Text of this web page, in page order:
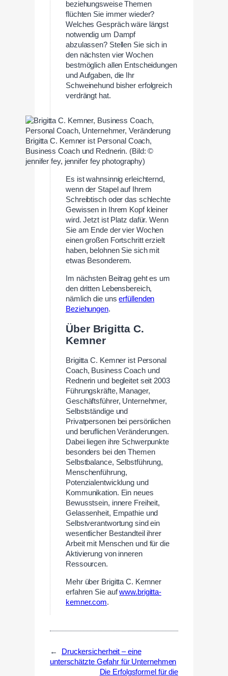
beziehungsweise Themen
flüchten Sie immer wieder?
Welches Gespräch wäre längst
notwendig um Dampf
abzulassen? Stellen Sie sich in
den nächsten vier Wochen
bestmöglich allen Entscheidungen
und Aufgaben, die Ihr
Schweinehund bisher erfolgreich
verdrängt hat.
Brigitta C. Kemner ist Personal Coach,
Business Coach und Rednerin. (Bild: ©
jennifer fey, jennifer fey photography)
Es ist wahnsinnig erleichternd,
wenn der Stapel auf Ihrem
Schreibtisch oder das schlechte
Gewissen in Ihrem Kopf kleiner
wird. Jetzt ist Platz dafür. Wenn
Sie am Ende der vier Wochen
einen großen Fortschritt erzielt
haben, belohnen Sie sich mit
etwas Besonderem.
Im nächsten Beitrag geht es um
den dritten Lebensbereich,
nämlich die unserfüllenden
Beziehungen.
Über Brigitta C.
Kemner
Brigitta C. Kemner ist Personal
Coach, Business Coach und
Rednerin und begleitet seit 2003
Führungskräfte, Manager,
Geschäftsführer, Unternehmer,
Selbstständige und
Privatpersonen bei persönlichen
und beruflichen Veränderungen.
Dabei liegen ihre Schwerpunkte
besonders bei den Themen
Selbstbalance, Selbstführung,
Menschenführung,
Potenzialentwicklung und
Kommunikation. Ein neues
Bewusstsein, innere Freiheit,
Gelassenheit, Empathie und
Selbstverantwortung sind ein
wesentlicher Bestandteil ihrer
Arbeit mit Menschen und für die
Aktivierung von inneren
Ressourcen.
Mehr über Brigitta C. Kemner
erfahren Sie aufwww.brigitta-
kemner.com.
←
Druckersicherheit – eine
unterschätzte Gefahr für Unternehmen
Die Erfolgsformel für die